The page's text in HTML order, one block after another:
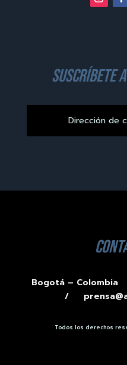
suscríbete
Bogotá –
/
Todos los derechos